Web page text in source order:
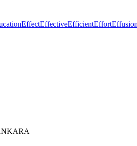
EffectEffectiveEfficientEffortEffusion